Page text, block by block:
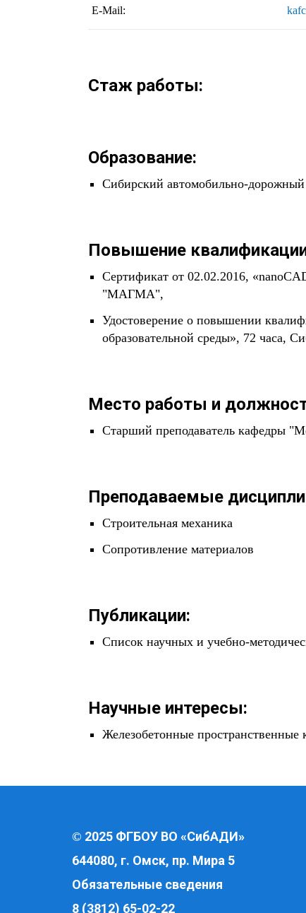
E-Mail:
Стаж работы:
Образование:
Сибирский автомобильно-дорожный
Повышение
Сертификат от 02.02.2016,
"МАГМА",
Удостоверение о повышении
образовательной среды», 72 часа,
Место работы и
Старший преподаватель кафедры
Преподаваемые
Строительная механика
Сопротивление материалов
Публикации:
Список научных и учебно-
Научные интересы:
Железобетонные
© 2025 ФГБОУ ВО «СибАДИ»
644080, г. Омск, пр. Мира 5
Обязательные сведения
8 (3812) 65-02-22